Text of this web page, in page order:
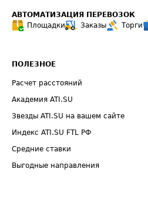
АВТОМАТИЗАЦИЯ ПЕРЕВОЗОК
Площадки
Заказы Торги
ПОЛЕЗНОЕ
Расчет расстояний
Академия ATI.SU
Звезды ATI.SU на вашем сайте
Индекс ATI.SU FTL РФ
Средние ставки
Выгодные направления